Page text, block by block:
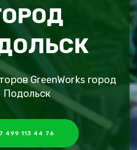
GreenWorks город
Подольск
499 113 44 76